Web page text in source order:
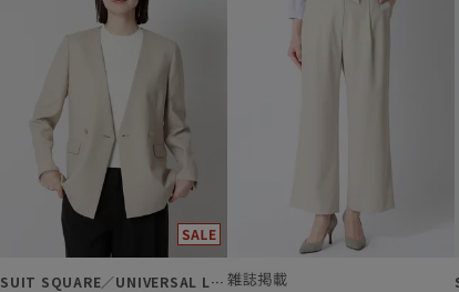
SUIT SQUARE／UNIVERSAL LANGUAGE／WHITE